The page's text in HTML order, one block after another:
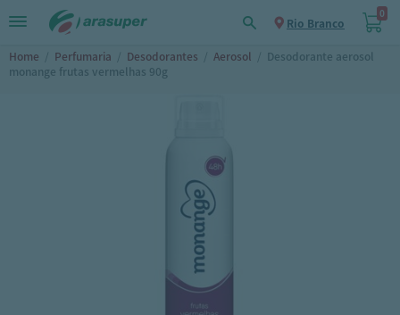
Rio Branco
0
Home / Perfumaria / Desodorantes / Aerosol / Desodorante aerosol
monange frutas vermelhas 90g